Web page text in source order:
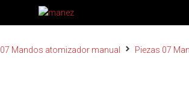
07 Mandos atomizador manual Piezas 07